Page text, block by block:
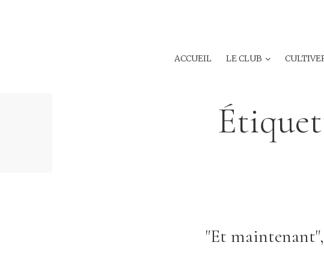
ACCUEIL LE CLUB
"Et